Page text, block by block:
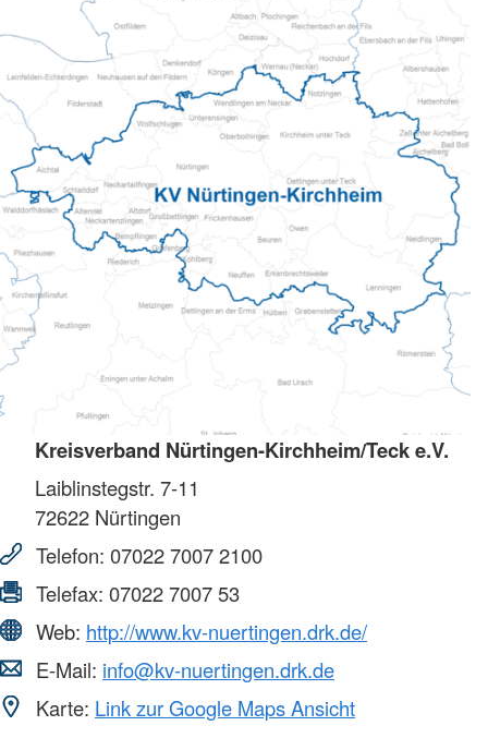
Kreisverband Nürtingen-Kirchheim/Teck e.V.
Laiblinstegstr. 7-11
72622 Nürtingen
Telefon: 07022 7007 2100
Telefax: 07022 7007 53
Web: http://www.kv-nuertingen.drk.de/
E-Mail: info@kv-nuertingen.drk.de
Karte: Link zur Google Maps Ansicht